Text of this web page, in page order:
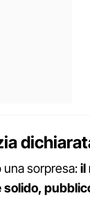
una sorpresa:il
solido,